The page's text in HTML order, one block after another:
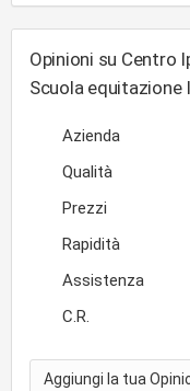
Opinioni su Centro
Scuola
Azienda
Qualità
Prezzi
Rapidità
Assistenza
C.R.
Aggiungi la tua